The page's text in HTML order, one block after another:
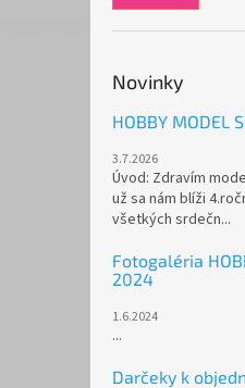
Novinky
HOBBY MODEL
3.7.2026
Úvod: Zdravím
už sa nám blíži
všetkých srdečn...
Fotogaléria
2024
1.6.2024
...
Darčeky k